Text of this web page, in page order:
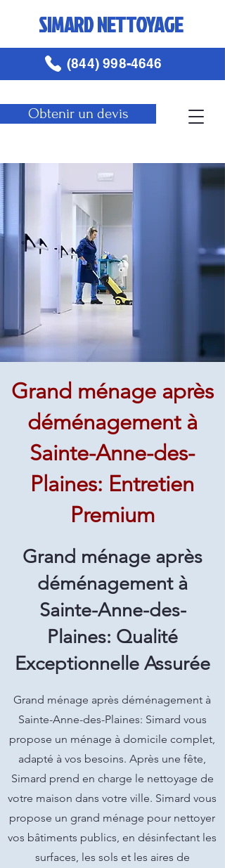
SIMARD NETTOYAGE
Obtenir un devis
(844) 998-4646
Grand ménage après
déménagement à
Sainte-Anne-des-
Plaines: Entretien
Premium
Grand ménage après
déménagement à
Sainte-Anne-des-
Plaines: Qualité
Exceptionnelle Assurée
Grand ménage après déménagement à
Sainte-Anne-des-Plaines: Simard vous
propose un ménage à domicile complet,
adapté à vos besoins. Après une fête,
Simard prend en charge le nettoyage de
votre maison dans votre ville. Simard vous
propose un grand ménage pour nettoyer
vos bâtiments publics, en désinfectant les
surfaces, les sols et les aires de